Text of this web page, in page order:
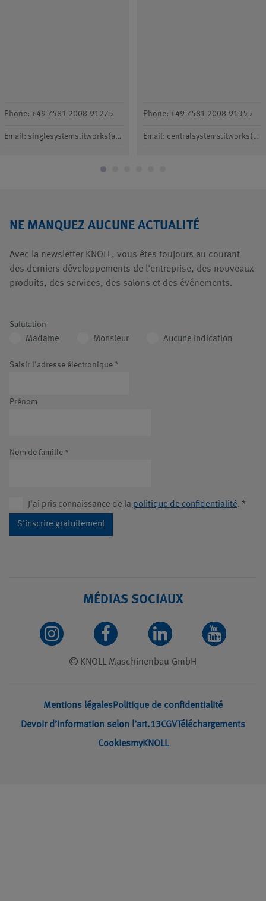
Phone: +49 7581 2008-91275
Email: singlesystems.itworks(at)knoll-mb.com
Phone: +49 7581 2008-91355
Email: centralsystems.itworks(at)knoll-mb.com
NE MANQUEZ AUCUNE ACTUALITÉ
Avec la newsletter KNOLL, vous êtes toujours au courant
des derniers développements de l'entreprise, des nouveaux
produits, des services, des salons et des événements.
Salutation
Madame Monsieur Aucune indication
Saisir l'adresse électronique *
Prénom
Nom de famille *
J'ai pris connaissance de la politique de confidentialité. *
S'inscrire gratuitement
MÉDIAS SOCIAUX
KNOLL Maschinenbau GmbH
Mentions légalesPolitique de confidentialité
Devoir d’information selon l’art.13CGVTéléchargements
CookiesmyKNOLL